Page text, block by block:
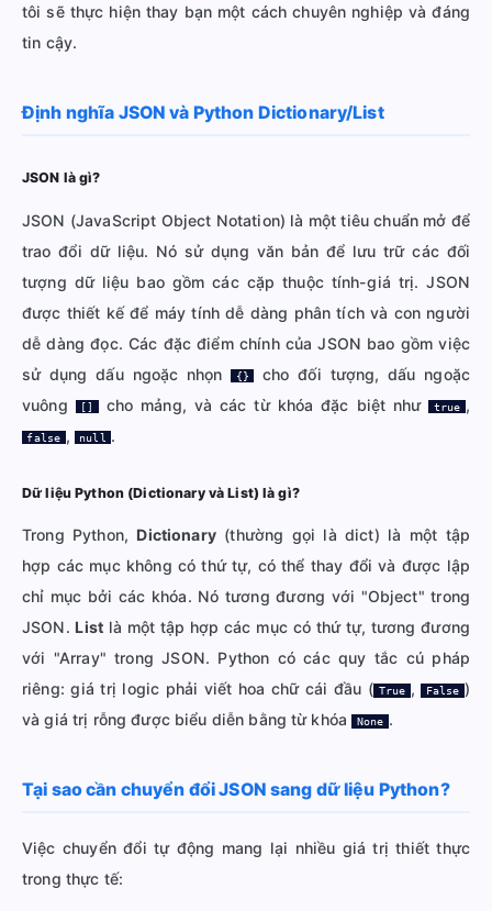
tôi sẽ thực hiện thay bạn một cách chuyên nghiệp và đáng
tin cậy.
Định nghĩa JSON và Python Dictionary/List
JSON là gì?
JSON (JavaScript Object Notation) là một tiêu chuẩn mở để
trao đổi dữ liệu. Nó sử dụng văn bản để lưu trữ các đối
tượng dữ liệu bao gồm các cặp thuộc tính-giá trị. JSON
được thiết kế để máy tính dễ dàng phân tích và con người
dễ dàng đọc. Các đặc điểm chính của JSON bao gồm việc
sử dụng dấu ngoặc nhọn {}
cho đối tượng, dấu ngoặc
vuông
[] cho mảng, và các từ khóa đặc biệt như true ,
false , null .
Dữ liệu Python (Dictionary và List) là gì?
Trong Python, Dictionary(thường gọi là dict) là một tập
hợp các mục không có thứ tự, có thể thay đổi và được lập
chỉ mục bởi các khóa. Nó tương đương với "Object" trong
JSON. List là một tập hợp các mục có thứ tự, tương đương
với "Array" trong JSON. Python có các quy tắc cú pháp
riêng: giá trị logic phải viết hoa chữ cái đầu ( True , False )
và giá trị rỗng được biểu diễn bằng từ khóa None .
Tại sao cần chuyển đổi JSON sang dữ liệu Python?
Việc chuyển đổi tự động mang lại nhiều giá trị thiết thực
trong thực tế: